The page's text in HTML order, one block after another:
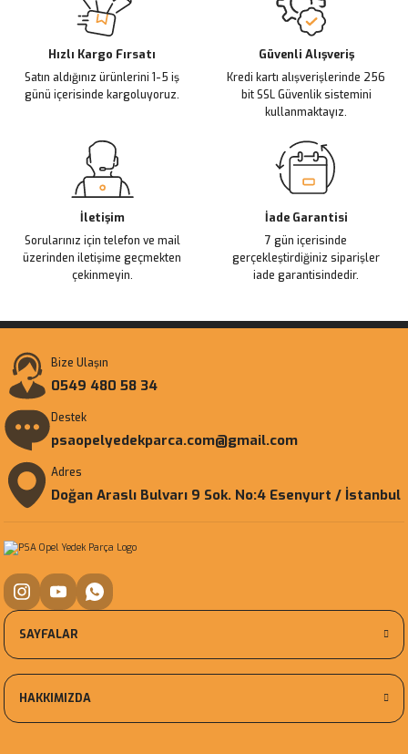
Hızlı Kargo Fırsatı
Satın aldığınız ürünlerini 1-5 iş
günü içerisinde kargoluyoruz.
Güvenli Alışveriş
Kredi kartı alışverişlerinde 256
bit SSL Güvenlik sistemini
kullanmaktayız.
İletişim
Sorularınız için telefon ve mail
üzerinden iletişime geçmekten
çekinmeyin.
İade Garantisi
7 gün içerisinde
gerçekleştirdiğiniz siparişler
iade garantisindedir.
Bize Ulaşın
0549 480 58 34
Destek
psaopelyedekparca.com@gmail.com
Adres
Doğan Araslı Bulvarı 9 Sok. No:4 Esenyurt / İstanbul
SAYFALAR
HAKKIMIZDA